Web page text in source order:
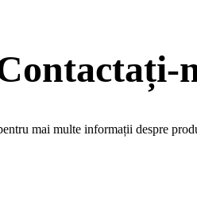
mai multe informații despre